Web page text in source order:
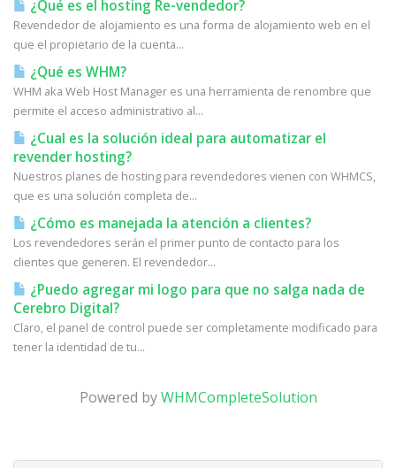
¿Qué es el hosting Re-vendedor?
Revendedor de alojamiento es una forma de alojamiento web en el
que el propietario de la cuenta...
¿Qué es WHM?
WHM aka Web Host Manager es una herramienta de renombre que
permite el acceso administrativo al...
¿Cual es la solución ideal para automatizar el
revender hosting?
Nuestros planes de hosting para revendedores vienen con WHMCS,
que es una solución completa de...
¿Cómo es manejada la atención a clientes?
Los revendedores serán el primer punto de contacto para los
clientes que generen. El revendedor...
¿Puedo agregar mi logo para que no salga nada de
Cerebro Digital?
Claro, el panel de control puede ser completamente modificado para
tener la identidad de tu...
Powered byWHMCompleteSolution